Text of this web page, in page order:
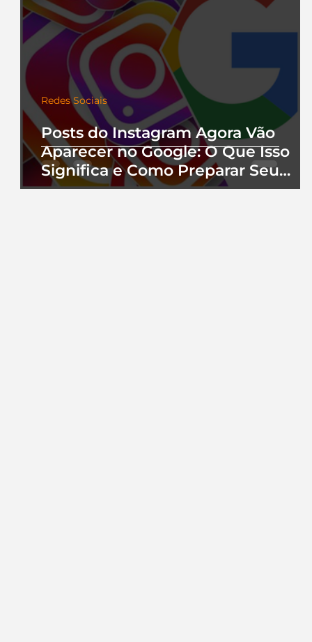
Posts do Instagram Agora Vão
Aparecer no Google: O Que Isso
Significa e Como Preparar Seu
Perfil
Redes Sociais